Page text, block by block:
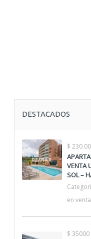
DESTACADOS
$
VENTA
SOL –
en venta
$ 35000